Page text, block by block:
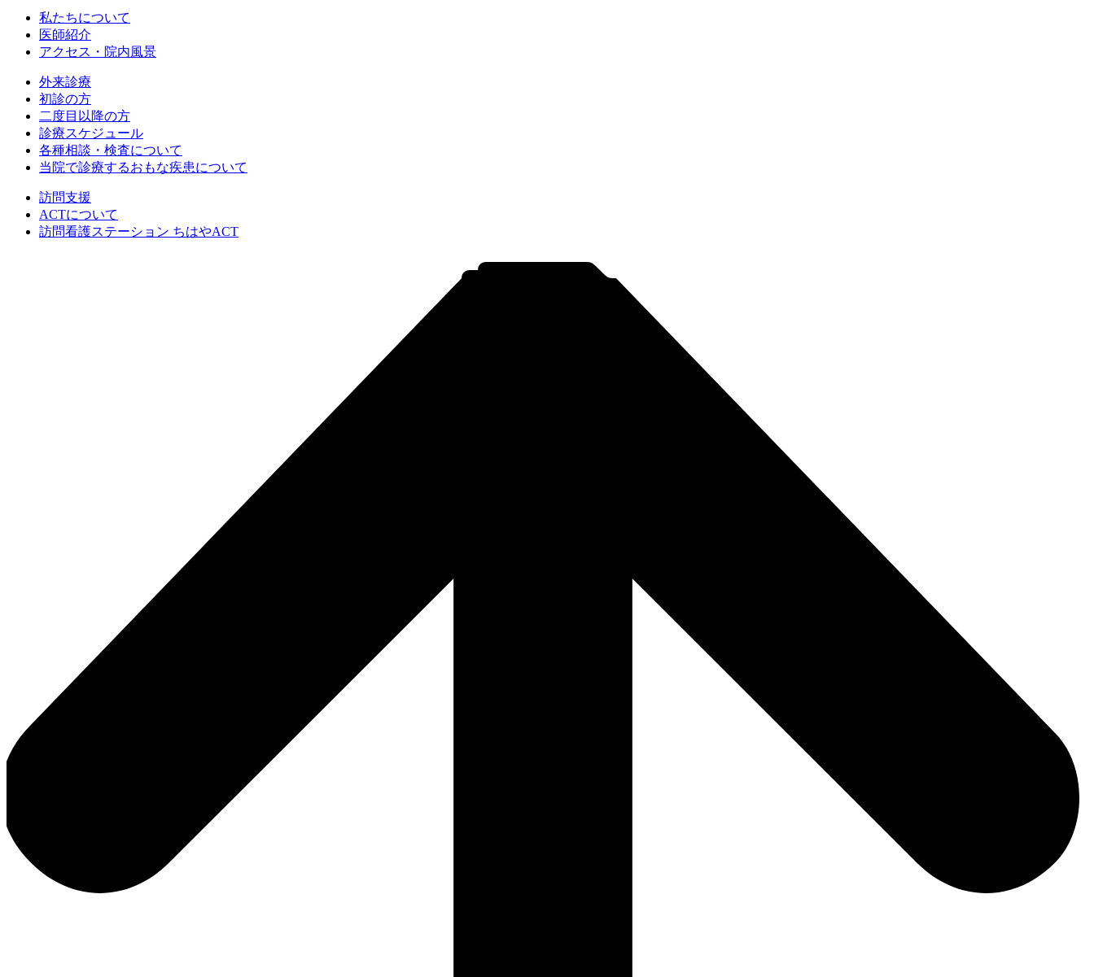
私たちについて
医師紹介
アクセス・院内風景
外来診療
初診の方
二度目以降の方
診療スケジュール
各種相談・検査について
当院で診療するおもな疾患について
訪問支援
ACTについて
訪問看護ステーション ちはやACT